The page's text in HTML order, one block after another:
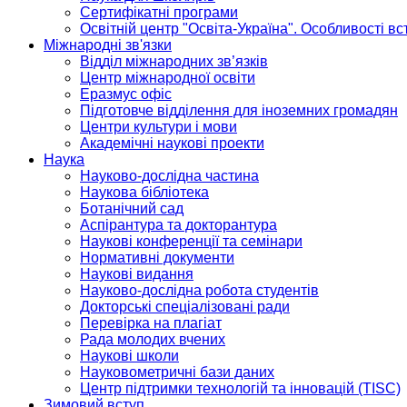
Сертифікатні програми
Освітній центр "Освіта-Україна". Особливості
Міжнародні зв'язки
Відділ міжнародних зв’язків
Центр міжнародної освіти
Еразмус офіс
Підготовче відділення для іноземних громадян
Центри культури і мови
Академічні наукові проекти
Наука
Науково-дослідна частина
Наукова бібліотека
Ботанічний сад
Аспірантура та докторантура
Наукові конференції та семінари
Нормативні документи
Наукові видання
Науково-дослідна робота студентів
Докторські спеціалізовані ради
Перевірка на плагіат
Рада молодих вчених
Наукові школи
Науковометричні бази даних
Центр підтримки технологій та інновацій (TISC)